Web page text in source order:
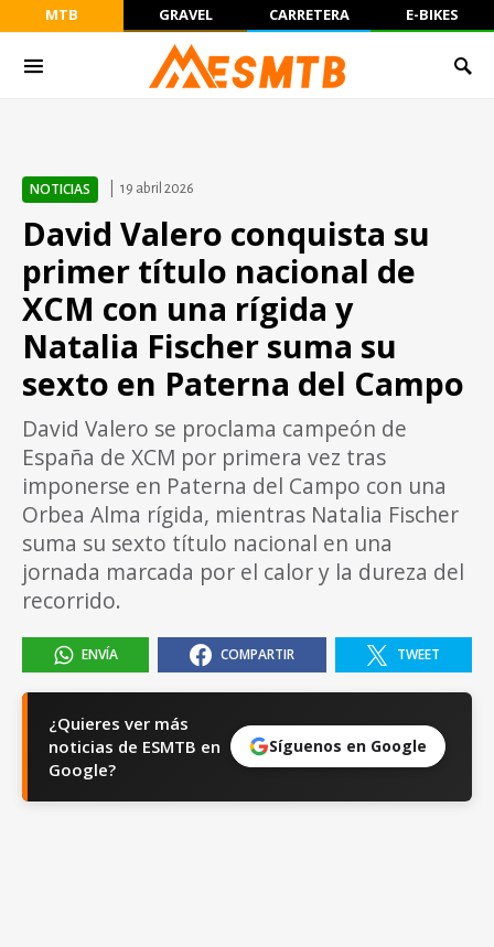
MTB GRAVEL CARRETERA E-BIKES
NOTICIAS 19 abril 2026
David Valero conquista su
primer título nacional de
XCM con una rígida y
Natalia Fischer suma su
sexto en Paterna del Campo
David Valero se proclama campeón de
España de XCM por primera vez tras
imponerse en Paterna del Campo con una
Orbea Alma rígida, mientras Natalia Fischer
suma su sexto título nacional en una
jornada marcada por el calor y la dureza del
recorrido.
ENVÍA COMPARTIR TWEET
¿Quieres ver más
noticias de ESMTB en
Google?
Síguenos en Google